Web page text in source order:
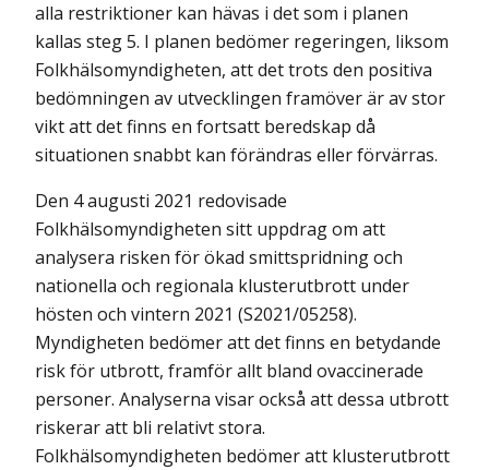
alla restriktioner kan hävas i det som i planen
kallas steg 5. I planen bedömer regeringen, liksom
Folkhälsomyndigheten, att det trots den positiva
bedömningen av utvecklingen framöver är av stor
vikt att det finns en fortsatt beredskap då
situationen snabbt kan förändras eller förvärras.
Den 4 augusti 2021 redovisade
Folkhälsomyndigheten sitt uppdrag om att
analysera risken för ökad smittspridning och
nationella och regionala klusterutbrott under
hösten och vintern 2021 (S2021/05258).
Myndigheten bedömer att det finns en betydande
risk för utbrott, framför allt bland ovaccinerade
personer. Analyserna visar också att dessa utbrott
riskerar att bli relativt stora.
Folkhälsomyndigheten bedömer att klusterutbrott